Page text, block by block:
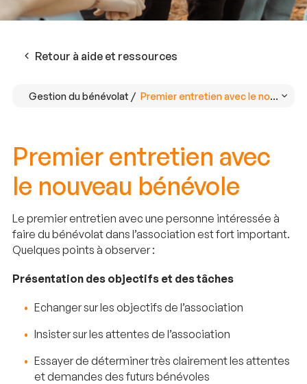
Retour à aide et ressources
Gestion du bénévolat / Premier entretien avec le nouveau
Premier entretien avec
le nouveau bénévole
Le premier entretien avec une personne intéressée à
faire du bénévolat dans l’association est fort important.
Quelques points à observer :
Présentation des objectifs et des tâches
Echanger sur les objectifs de l’association
Insister sur les attentes de l’association
Essayer de déterminer très clairement les attentes
et demandes des futurs bénévoles